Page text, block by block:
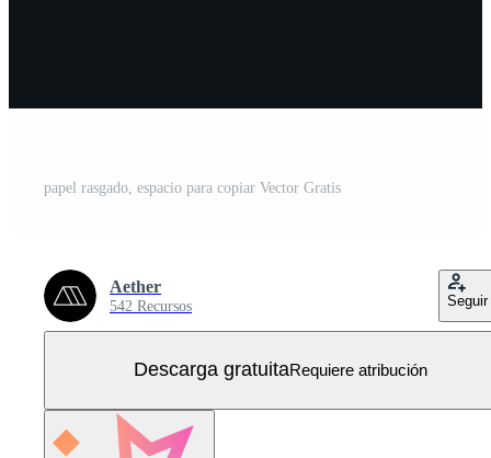
papel rasgado, espacio para copiar Vector Gratis
Aether
542 Recursos Seguir
Descarga gratuitaRequiere atribución